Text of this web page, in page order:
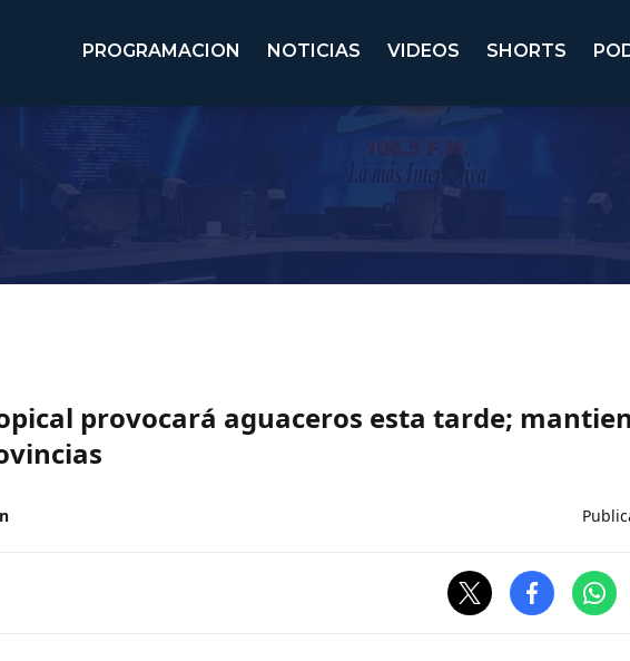
PROGRAMACION NOTICIAS VIDEOS SHORTS
provocará aguaceros esta tarde;